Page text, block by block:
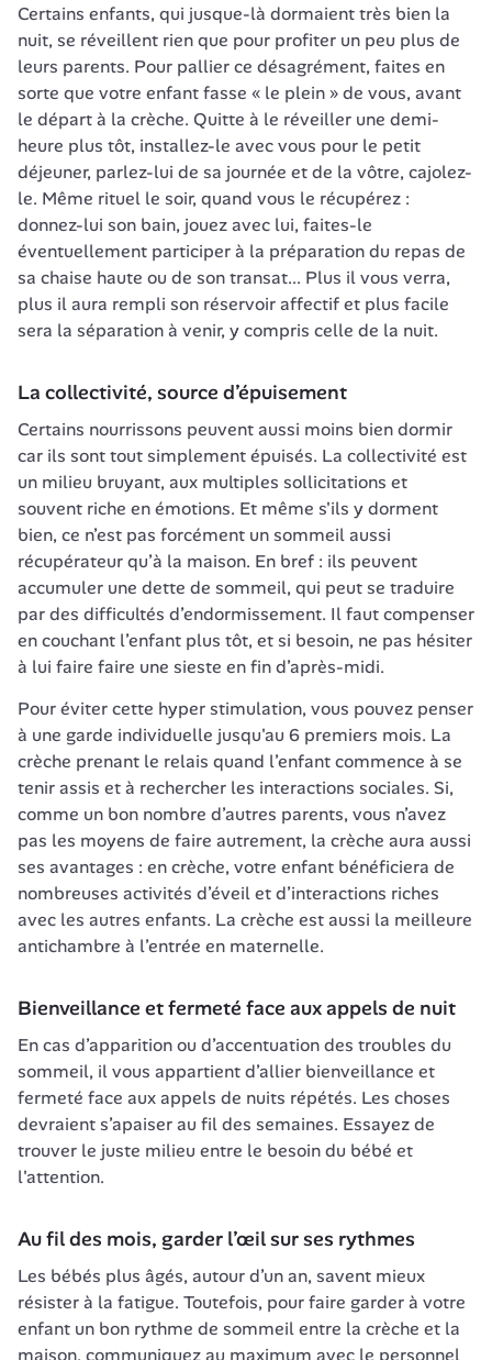
Certains enfants, qui jusque-là dormaient très bien la
nuit, se réveillent rien que pour profiter un peu plus de
leurs parents. Pour pallier ce désagrément, faites en
sorte que votre enfant fasse « le plein » de vous, avant
le départ à la crèche. Quitte à le réveiller une demi-
heure plus tôt, installez-le avec vous pour le petit
déjeuner, parlez-lui de sa journée et de la vôtre, cajolez-
le. Même rituel le soir, quand vous le récupérez :
donnez-lui son bain, jouez avec lui, faites-le
éventuellement participer à la préparation du repas de
sa chaise haute ou de son transat... Plus il vous verra,
plus il aura rempli son réservoir affectif et plus facile
sera la séparation à venir, y compris celle de la nuit.
La collectivité, source d’épuisement
Certains nourrissons peuvent aussi moins bien dormir
car ils sont tout simplement épuisés. La collectivité est
un milieu bruyant, aux multiples sollicitations et
souvent riche en émotions. Et même s'ils y dorment
bien, ce n’est pas forcément un sommeil aussi
récupérateur qu’à la maison. En bref : ils peuvent
accumuler une dette de sommeil, qui peut se traduire
par des difficultés d’endormissement. Il faut compenser
en couchant l’enfant plus tôt, et si besoin, ne pas hésiter
à lui faire faire une sieste en fin d’après-midi.
Pour éviter cette hyper stimulation, vous pouvez penser
à une garde individuelle jusqu'au 6 premiers mois. La
crèche prenant le relais quand l’enfant commence à se
tenir assis et à rechercher les interactions sociales. Si,
comme un bon nombre d’autres parents, vous n’avez
pas les moyens de faire autrement, la crèche aura aussi
ses avantages : en crèche, votre enfant bénéficiera de
nombreuses activités d’éveil et d’interactions riches
avec les autres enfants. La crèche est aussi la meilleure
antichambre à l’entrée en maternelle.
Bienveillance et fermeté face aux appels de nuit
En cas d’apparition ou d’accentuation des troubles du
sommeil, il vous appartient d’allier bienveillance et
fermeté face aux appels de nuits répétés. Les choses
devraient s’apaiser au fil des semaines. Essayez de
trouver le juste milieu entre le besoin du bébé et
l'attention.
Au fil des mois, garder l’œil sur ses rythmes
Les bébés plus âgés, autour d’un an, savent mieux
résister à la fatigue. Toutefois, pour faire garder à votre
enfant un bon rythme de sommeil entre la crèche et la
maison, communiquez au maximum avec le personnel